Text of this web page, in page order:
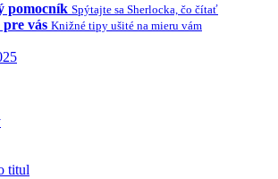
pomocník Spýtajte sa Sherlocka, čo čítať
vás Knižné tipy ušité na mieru vám
titul